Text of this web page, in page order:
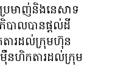
រមាញ់​និង​នេសាទ​​
ភិបាល​បាន​ផ្ដល់​ដី​
ារ​ដល់​ក្រុមហ៊ុន​
ហិកតារ​ដល់​​ក្រុម